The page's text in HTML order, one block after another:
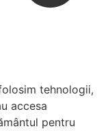
tehnologii,
accesa
pentru